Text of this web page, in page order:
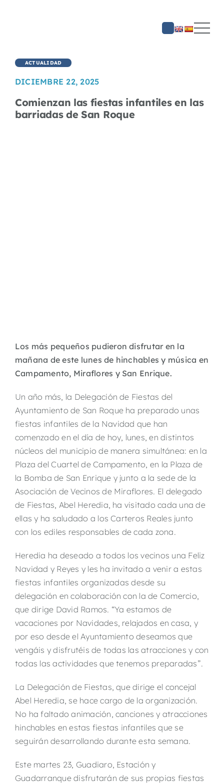
ACTUALIDAD
DICIEMBRE 22, 2025
Comienzan las fiestas infantiles en las
barriadas de San Roque
Los más pequeños pudieron disfrutar en la
mañana de este lunes de hinchables y música en
Campamento, Miraflores y San Enrique.
Un año más, la Delegación de Fiestas del
Ayuntamiento de San Roque ha preparado unas
fiestas infantiles de la Navidad que han
comenzado en el día de hoy, lunes, en distintos
núcleos del municipio de manera simultánea: en la
Plaza del Cuartel de Campamento, en la Plaza de
la Bomba de San Enrique y junto a la sede de la
Asociación de Vecinos de Miraflores. El delegado
de Fiestas, Abel Heredia, ha visitado cada una de
ellas y ha saludado a los Carteros Reales junto
con los ediles responsables de cada zona.
Heredia ha deseado a todos los vecinos una Feliz
Navidad y Reyes y les ha invitado a venir a estas
fiestas infantiles organizadas desde su
delegación en colaboración con la de Comercio,
que dirige David Ramos. “Ya estamos de
vacaciones por Navidades, relajados en casa, y
por eso desde el Ayuntamiento deseamos que
vengáis y disfrutéis de todas las atracciones y con
todas las actividades que tenemos preparadas”.
La Delegación de Fiestas, que dirige el concejal
Abel Heredia, se hace cargo de la organización.
No ha faltado animación, canciones y atracciones
hinchables en estas fiestas infantiles que se
seguirán desarrollando durante esta semana.
Este martes 23, Guadiaro, Estación y
Guadarranque disfrutarán de sus propias fiestas